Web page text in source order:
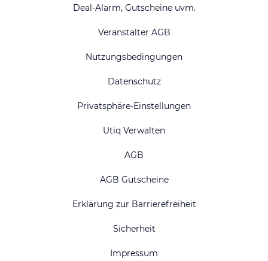
Deal-Alarm, Gutscheine uvm.
Veranstalter AGB
Nutzungsbedingungen
Datenschutz
Privatsphäre-Einstellungen
Utiq Verwalten
AGB
AGB Gutscheine
Erklärung zur Barrierefreiheit
Sicherheit
Impressum